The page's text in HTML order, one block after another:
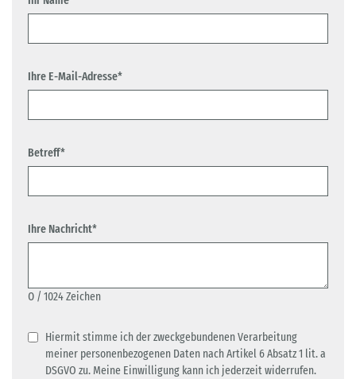
Ihre E-Mail-Adresse*
Betreff*
Ihre Nachricht*
0 / 1024 Zeichen
Hiermit stimme ich der zweckgebundenen Verarbeitung
meiner personenbezogenen Daten nach Artikel 6 Absatz 1 lit. a
DSGVO zu. Meine Einwilligung kann ich jederzeit widerrufen.